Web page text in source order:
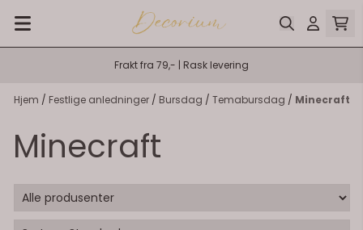
Hopp til innhold
Frakt fra 79,- | Rask levering
Hjem / Festlige anledninger / Bursdag / Temabursdag / Minecraft
Minecraft